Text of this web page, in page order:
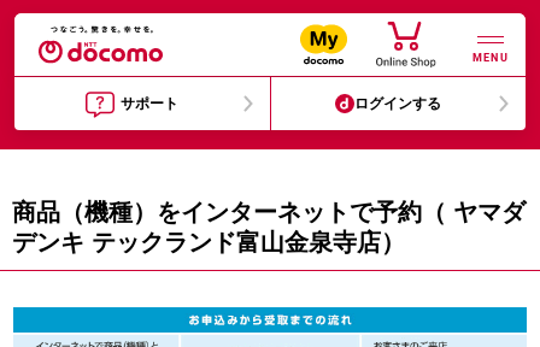
MENU
サポート ログインする
商品（機種）をインターネットで予約（ ヤマダ
デンキ テックランド富山金泉寺店）